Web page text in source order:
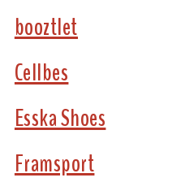
booztlet
Cellbes
Esska Shoes
Framsport